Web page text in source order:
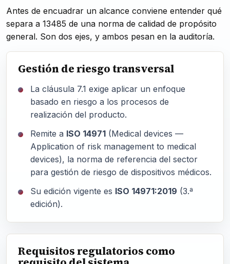
Antes de encuadrar un alcance conviene entender qué
separa a 13485 de una norma de calidad de propósito
general. Son dos ejes, y ambos pesan en la auditoría.
Gestión de riesgo transversal
La cláusula 7.1 exige aplicar un enfoque
basado en riesgo a los procesos de
realización del producto.
Remite a ISO 14971 (Medical devices —
Application of risk management to medical
devices), la norma de referencia del sector
para gestión de riesgo de dispositivos médicos.
Su edición vigente es ISO 14971:2019 (3.ª
edición).
Requisitos regulatorios como